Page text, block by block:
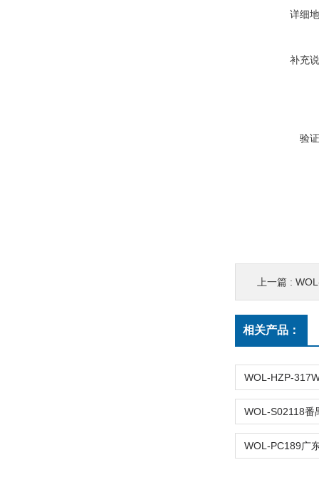
详细
补充
验
上一篇 :
相关产品：